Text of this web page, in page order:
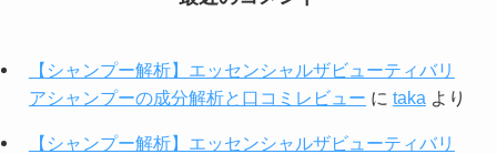
【シャンプー解析】エッセンシャルザビューティバリ
アシャンプーの成分解析と口コミレビュー に taka より
【シャンプー解析】エッセンシャルザビューティバリ